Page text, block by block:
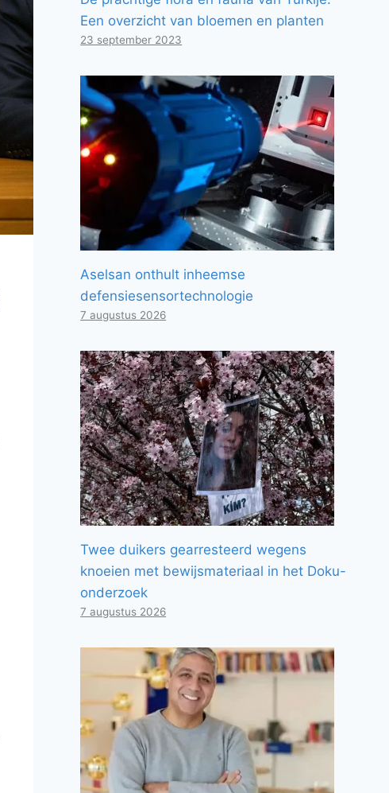
Een overzicht van bloemen en planten
23 september 2023
Aselsan onthult inheemse
defensiesensortechnologie
7 augustus 2026
Twee duikers gearresteerd wegens
knoeien met bewijsmateriaal in het Doku-
onderzoek
7 augustus 2026